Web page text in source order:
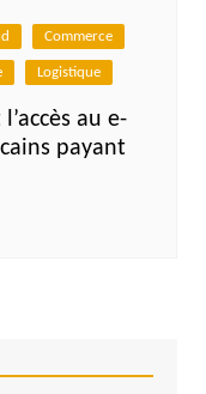
Commerce
Logistique
au e-
payant